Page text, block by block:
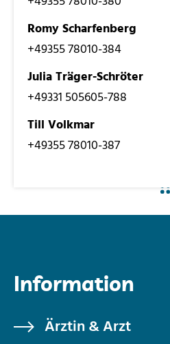
Romy Scharfenberg
+49355 78010-384
Julia Träger-Schröter
+49331 505605-788
Till Volkmar
+49355 78010-387
Information
Ärztin & Arzt